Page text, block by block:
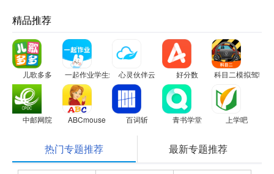
精品推荐
儿歌多多 一起作业学生端 心灵伙伴云 好分数 科目二模拟驾驶
中邮网院 ABCmouse 百词斩 青书学堂 上学吧
热门专题推荐 最新专题推荐